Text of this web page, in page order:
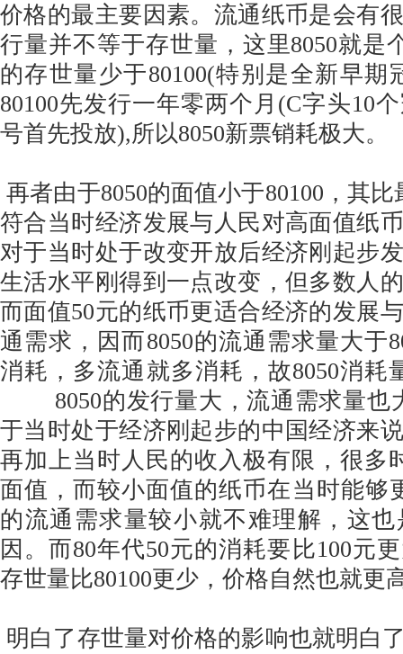
价格的最主要因素。流通纸币是会有
行量并不等于存世量，这里8050
的存世量少于80100(特别是全新早期
80100先发行一年零两个月(C字头10
号首先投放),所以8050新票销耗极大。
再者由于8050的面值小于80100，其比
符合当时经济发展与人民对高面值纸
对于当时处于改变开放后经济刚起步
生活水平刚得到一点改变，但多数人
而面值50元的纸币更适合经济的发展
通需求，因而8050的流通需求量大于
消耗，多流通就多消耗，故8050消耗
8050的发行量大，流通需求量也
于当时处于经济刚起步的中国经济来
再加上当时人民的收入极有限，很多
面值，而较小面值的纸币在当时能够
的流通需求量较小就不难理解，这
因。而80年代50元的消耗要比100元
存世量比80100更少，价格自然也就更
明白了存世量对价格的影响也就明白